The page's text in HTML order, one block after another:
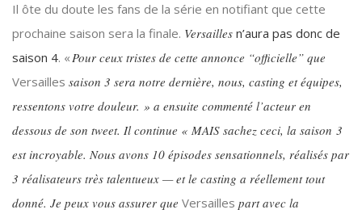
Il ôte du doute les fans de la série en notifiant que cette
prochaine saison sera la finale. Versailles n’aura pas donc de
saison 4. «Pour ceux tristes de cette annonce “officielle” que
Versailles saison 3 sera notre dernière, nous, casting et équipes,
ressentons votre douleur. » a ensuite commenté l’acteur en
dessous de son tweet. Il continue « MAIS sachez ceci, la saison 3
est incroyable. Nous avons 10 épisodes sensationnels, réalisés par
3 réalisateurs très talentueux — et le casting a réellement tout
donné. Je peux vous assurer que Versailles part avec la